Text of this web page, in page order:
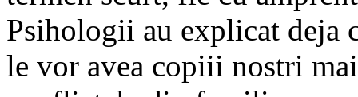
Psihologii au explicat deja
le vor avea copiii nostri